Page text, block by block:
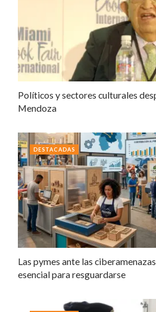
Políticos y sectores culturales
Mendoza
Las pymes ante las
esencial para resguardarse
DESTACADAS